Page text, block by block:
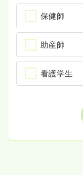
保健師
助産師
看護学生